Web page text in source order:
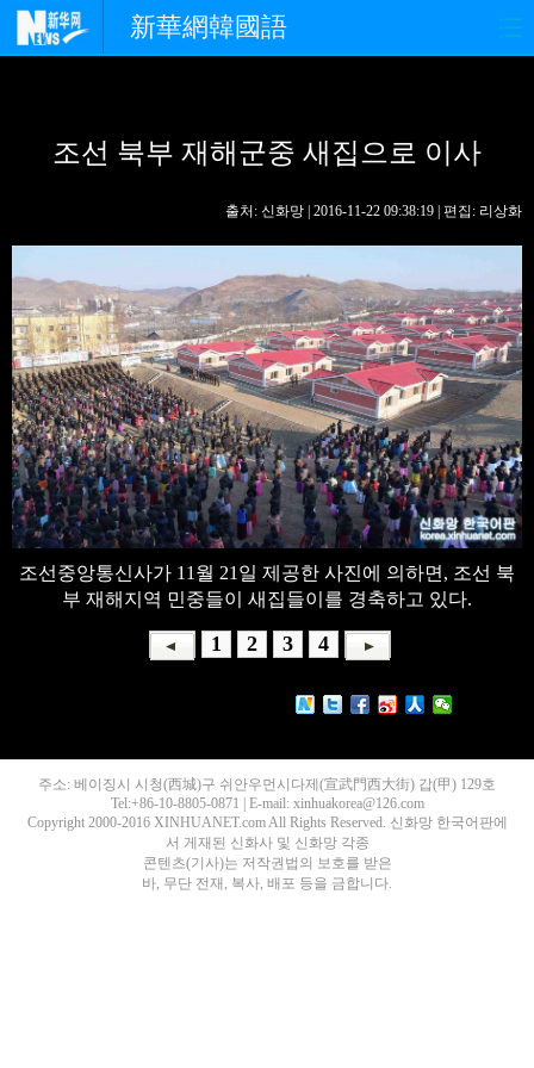
新華網韓國語
경제 사회 포토
핫 TV 문화
관광
생생 중국어
조선 북부 재해군중 새집으로 이사
출처: 신화망 | 2016-11-22 09:38:19 | 편집: 리상화
조선중앙통신사가 11월 21일 제공한 사진에 의하면, 조선 북
부 재해지역 민중들이 새집들이를 경축하고 있다.
1 2 3 4
주소: 베이징시 시청(西城)구 쉬안우먼시다제(宣武門西大街) 갑(甲) 129호
Tel:+86-10-8805-0871 | E-mail: xinhuakorea@126.com
Copyright 2000-2016 XINHUANET.com All Rights Reserved. 신화망 한국어판에
서 게재된 신화사 및 신화망 각종
콘텐츠(기사)는 저작권법의 보호를 받은
바, 무단 전재, 복사, 배포 등을 금합니다.